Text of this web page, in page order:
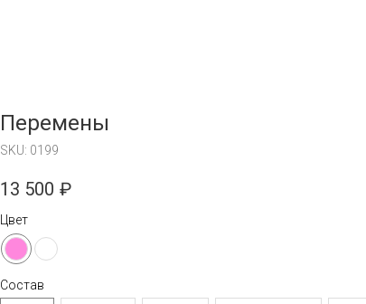
Перемены
SKU: 0199
13 500 ₽
Цвет
Состав